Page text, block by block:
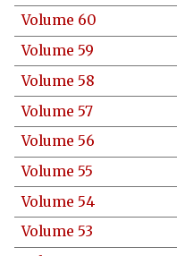
Volume 60
Volume 59
Volume 58
Volume 57
Volume 56
Volume 55
Volume 54
Volume 53